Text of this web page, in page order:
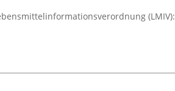
(LMIV):